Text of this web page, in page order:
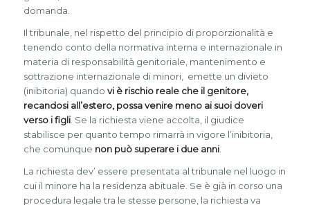
domanda.
Il tribunale, nel rispetto del principio di proporzionalità e
tenendo conto della normativa interna e internazionale in
materia di responsabilità genitoriale, mantenimento e
sottrazione internazionale di minori, emette un divieto
(inibitoria) quando vi è rischio reale che il genitore,
recandosi all’estero, possa venire meno ai suoi doveri
verso i figli. Se la richiesta viene accolta, il giudice
stabilisce per quanto tempo rimarrà in vigore l’inibitoria,
che comunque non può superare i due anni.
La richiesta dev’ essere presentata al tribunale nel luogo in
cui il minore ha la residenza abituale. Se è già in corso una
procedura legale tra le stesse persone, la richiesta va